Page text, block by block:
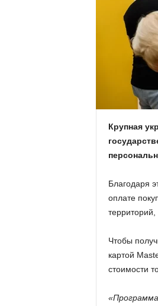
Крупная
Благодаря
оплате
Чтобы
картой
стоимости